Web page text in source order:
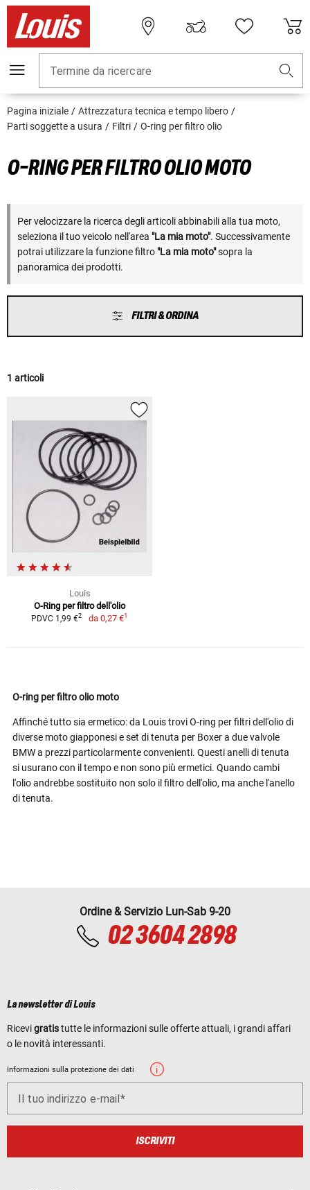
Termine da ricercare
Pagina iniziale
Attrezzatura tecnica e tempo libero
Parti soggette a usura
Filtri O-ring per filtro olio
O-RING PER FILTRO OLIO MOTO
Per velocizzare la ricerca degli articoli abbinabili alla tua moto,
seleziona il tuo veicolo nell'area "La mia moto". Successivamente
potrai utilizzare la funzione filtro "La mia moto"sopra la
panoramica dei prodotti.
FILTRI & ORDINA
1 articoli
Louis
O-Ring per filtro dell'olio
PDVC 1,99 €2 da 0,27 €1
O-ring per filtro olio moto
Affinché tutto sia ermetico: da Louis trovi O-ring per filtri dell'olio di
diverse moto giapponesi e set di tenuta per Boxer a due valvole
BMW a prezzi particolarmente convenienti. Questi anelli di tenuta
si usurano con il tempo e non sono più ermetici. Quando cambi
l'olio andrebbe sostituito non solo il filtro dell'olio, ma anche l'anello
di tenuta.
Ordine & Servizio Lun-Sab 9-20
02 3604 2898
La newsletter di Louis
Ricevigratistutte le informazioni sulle offerte attuali, i grandi affari
o le novità interessanti.
Informazioni sulla protezione dei dati
Il tuo indirizzo e-mail
ISCRIVITI